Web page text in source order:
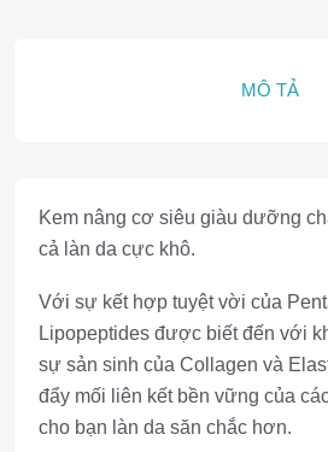
MÔ TẢ
Kem nâng cơ siêu giàu dưỡng
cả làn da cực khô.
Với sự kết hợp tuyệt vời của
Lipopeptides được biết đến với
sự sản sinh của Collagen và
đẩy mối liên kết bền vững của
cho bạn làn da săn chắc hơn.